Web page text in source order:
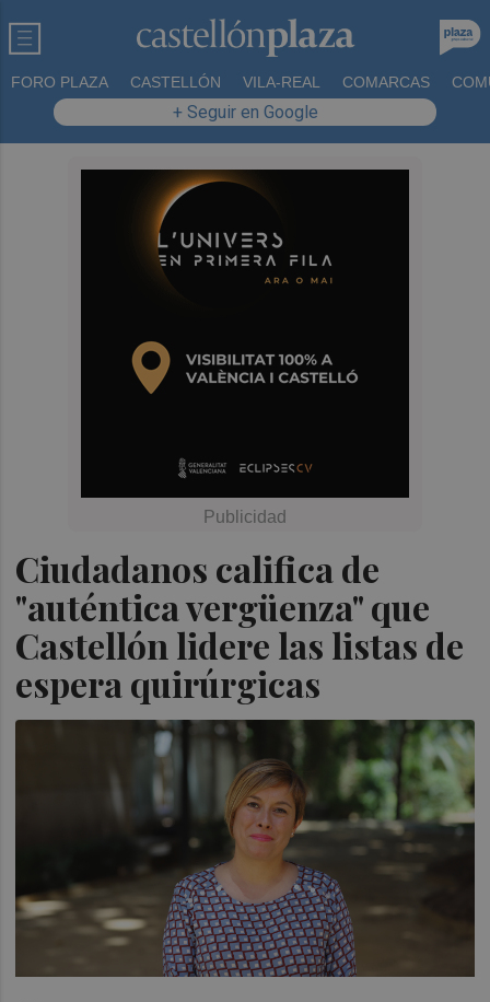
FORO PLAZA CASTELLÓN VILA-REAL COMARCAS
+ Seguir en Google
Ciudadanos califica de
"auténtica vergüenza" que
Castellón lidere las listas de
espera quirúrgicas